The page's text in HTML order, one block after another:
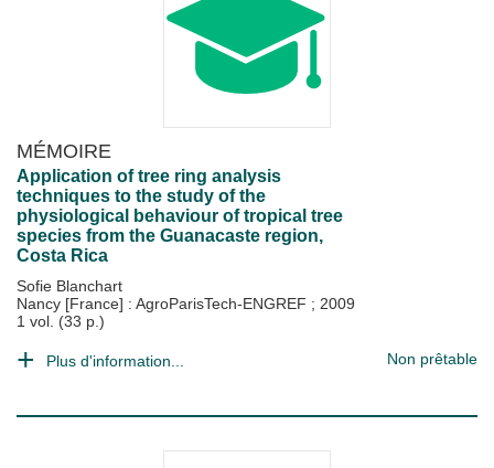
MÉMOIRE
Application of tree ring analysis
techniques to the study of the
physiological behaviour of tropical tree
species from the Guanacaste region,
Costa Rica
Sofie Blanchart
Nancy [France] : AgroParisTech-ENGREF ; 2009
1 vol. (33 p.)
Plus d'information... Non prêtable